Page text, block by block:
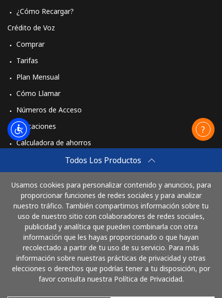
Todos Los Productos
Usamos cookies para personalizar contenido y anuncios, para
proporcionar funciones de redes sociales y para analizar
nuestro tráfico. También compartimos información sobre tu
uso de nuestro sitio con colaboradores de redes sociales,
publicidad y analítica que pueden combinarla con otra
información que les hayas proporcionado o que hayan
recolectado a partir de tu uso de su servicio. Para más
información sobre nuestras prácticas de privacidad y otras
elecciones o derechos que podrías tener a tu disposición, por
favor consulta nuestra Política de Privacidad.
¿Cómo Recargar?
Crédito de Voz
Comprar
Tarifas
Plan Mensual
Cómo Llamar
Números de Acceso
Aplicaciones
Calculadora de ahorros
Comprar
Cómo funciona
Paga con